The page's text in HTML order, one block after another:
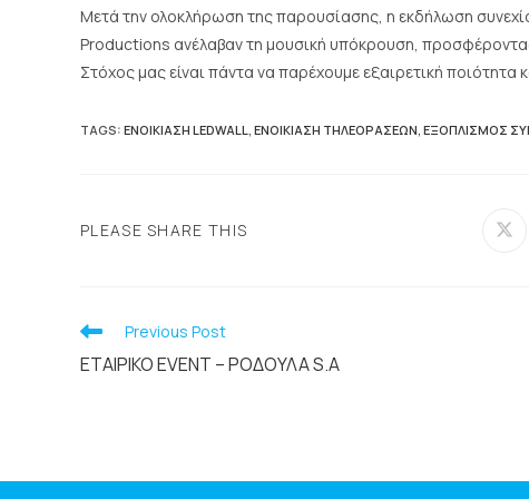
Μετά την ολοκλήρωση της παρουσίασης, η εκδήλωση
Productions ανέλαβαν τη μουσική υπόκρουση,
Στόχος μας είναι πάντα να παρέχουμε εξαιρετική
TAGS: ΕΝΟΙΚΊΑΣΗ LEDWALL, ΕΝΟΙΚΊΑΣΗ ΤΗΛΕΟΡΆΣΕΩΝ, ΕΞΟΠΛΙΣΜΌΣ
PLEASE SHARE THIS
Previous Post
ΕΤΑΙΡΙΚΟ EVENT – ΡΟΔΟΥΛΑ S.A